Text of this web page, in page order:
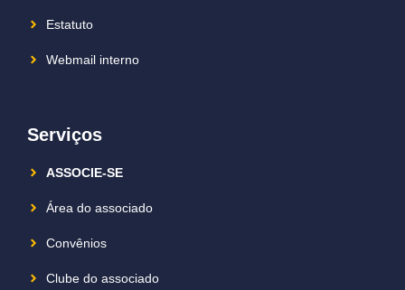
Estatuto
Webmail interno
Serviços
ASSOCIE-SE
Área do associado
Convênios
Clube do associado